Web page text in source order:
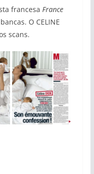
francesa France
O CELINE
scans.